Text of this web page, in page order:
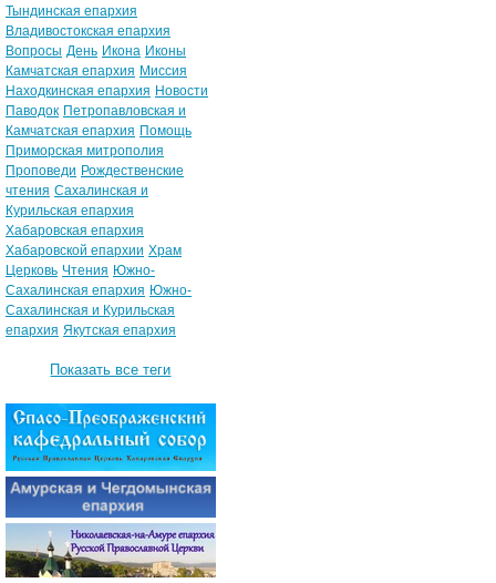
Тындинская епархия
Владивостокская епархия
Вопросы День Икона Иконы
Камчатская епархия Миссия
Находкинская епархия Новости
Паводок Петропавловская и
Камчатская епархия Помощь
Приморская митрополия
Проповеди Рождественские
чтения Сахалинская и
Курильская епархия
Хабаровская епархия
Хабаровской епархии Храм
Церковь Чтения Южно-
Сахалинская епархия Южно-
Сахалинская и Курильская
епархия Якутская епархия
Показать все теги